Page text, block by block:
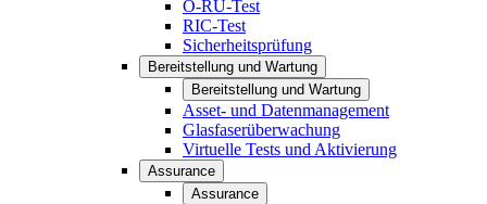
O-RU-Test
RIC-Test
Sicherheitsprüfung
Bereitstellung und Wartung
Bereitstellung und Wartung
Asset- und Datenmanagement
Glasfaserüberwachung
Virtuelle Tests und Aktivierung
Assurance
Assurance